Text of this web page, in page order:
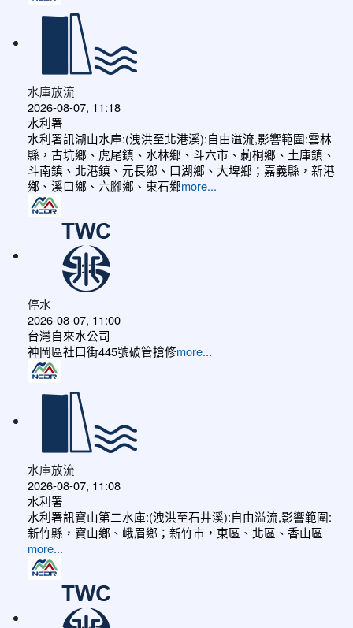
水庫放流
2026-08-07, 11:18
水利署
水利署訊湖山水庫:(洩洪至北港溪):自由溢流,影響範圍:雲林
縣，古坑鄉、虎尾鎮、水林鄉、斗六市、莿桐鄉、土庫鎮、
斗南鎮、北港鎮、元長鄉、口湖鄉、大埤鄉；嘉義縣，新港
鄉、溪口鄉、六腳鄉、東石鄉more...
停水
2026-08-07, 11:00
台灣自來水公司
神岡區社口街445號破管搶修more...
水庫放流
2026-08-07, 11:08
水利署
水利署訊寶山第二水庫:(洩洪至石井溪):自由溢流,影響範圍:
新竹縣，寶山鄉、峨眉鄉；新竹市，東區、北區、香山區
more...